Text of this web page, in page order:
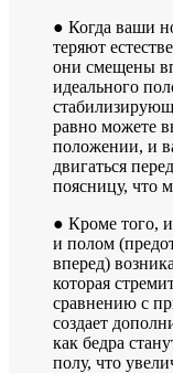
● Когда ваши
теряют
они смещены
идеального
равно можете
положении, и
двигаться
поясницу, что
● Кроме того,
и полом
вперед)
которая
сравнению с
создает
как бедра
полу, что